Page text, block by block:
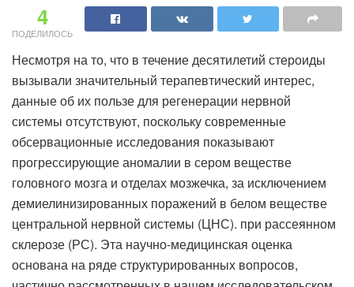
4
ПОДЕЛИЛОСЬ
Несмотря на то, что в течение десятилетий стероиды
вызывали значительный терапевтический интерес,
данные об их пользе для регенерации нервной
системы отсутствуют, поскольку современные
обсервационные исследования показывают
прогрессирующие аномалии в сером веществе
головного мозга и отделах мозжечка, за исключением
демиелинизированных поражений в белом веществе
центральной нервной системы (ЦНС). при рассеянном
склерозе (РС). Эта научно-медицинская оценка
основана на ряде структурированных вопросов,